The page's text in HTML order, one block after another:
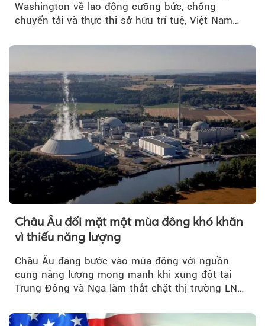
Washington về lao động cưỡng bức, chống
chuyển tải và thực thi sở hữu trí tuệ, Việt Nam
Châu Âu đối mặt một mùa đông khó khăn
vì thiếu năng lượng
Châu Âu đang bước vào mùa đông với nguồn
cung năng lượng mong manh khi xung đột tại
Trung Đông và Nga làm thắt chặt thị trường LNG
lo ngại.